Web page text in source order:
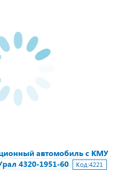
автомобиль с КМУ
4320-1951-60
Код:4221